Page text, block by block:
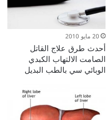
20 مايو 2010
أحدث طرق علاج القاتل
الصامت الالتهاب الكبدي
الوبائي سي بالطب البديل